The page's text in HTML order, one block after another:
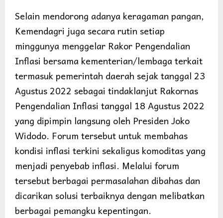
Selain mendorong adanya keragaman pangan,
Kemendagri juga secara rutin setiap
minggunya menggelar Rakor Pengendalian
Inflasi bersama kementerian/lembaga terkait
termasuk pemerintah daerah sejak tanggal 23
Agustus 2022 sebagai tindaklanjut Rakornas
Pengendalian Inflasi tanggal 18 Agustus 2022
yang dipimpin langsung oleh Presiden Joko
Widodo. Forum tersebut untuk membahas
kondisi inflasi terkini sekaligus komoditas yang
menjadi penyebab inflasi. Melalui forum
tersebut berbagai permasalahan dibahas dan
dicarikan solusi terbaiknya dengan melibatkan
berbagai pemangku kepentingan.